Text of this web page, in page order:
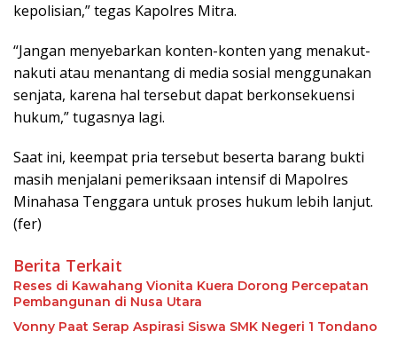
kepolisian,” tegas Kapolres Mitra.
“Jangan menyebarkan konten-konten yang menakut-
nakuti atau menantang di media sosial menggunakan
senjata, karena hal tersebut dapat berkonsekuensi
hukum,” tugasnya lagi.
​Saat ini, keempat pria tersebut beserta barang bukti
masih menjalani pemeriksaan intensif di Mapolres
Minahasa Tenggara untuk proses hukum lebih lanjut.
(fer)
Berita Terkait
Reses di Kawahang Vionita Kuera Dorong Percepatan
Pembangunan di Nusa Utara
Vonny Paat Serap Aspirasi Siswa SMK Negeri 1 Tondano